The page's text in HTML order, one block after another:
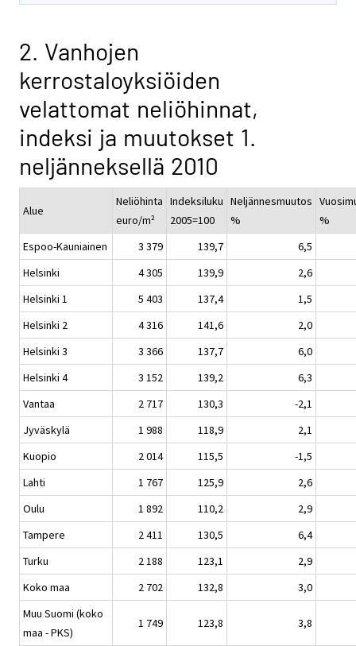
2. Vanhojen
kerrostaloyksiöiden
velattomat neliöhinnat,
indeksi ja muutokset 1.
neljänneksellä 2010
Alue
Neliöhinta
euro/m²
Indeksiluku
2005=100
Neljännesmuutos
%
%
Espoo-Kauniainen
3 379 139,7
6,5
Helsinki
4 305 139,9
2,6
Helsinki 1
5 403 137,4
1,5
Helsinki 2
4 316 141,6
2,0
Helsinki 3
3 366 137,7
6,0
Helsinki 4
3 152 139,2
6,3
Vantaa
2 717 130,3
-2,1
Jyväskylä
1 988 118,9
2,1
Kuopio
2 014 115,5
-1,5
Lahti
1 767 125,9
2,6
Oulu
1 892 110,2
2,9
Tampere
2 411 130,5
6,4
Turku
2 188 123,1
2,9
Koko maa
2 702 132,8
3,0
Muu Suomi (koko
maa - PKS)
1 749 123,8 3,8